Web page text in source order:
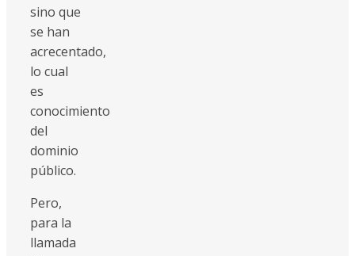
sino que
se han
acrecentado,
lo cual
es
conocimiento
del
dominio
público.
Pero,
para la
llamada